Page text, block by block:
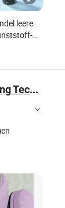
leere
mit
für die
Foshan Shunde District Yusheng Technology Co., Ltd.